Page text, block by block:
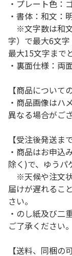
・プレート色：
・書体：和文：
※文字数は和
字）で最大6文
最大15文字まで
・裏面仕様：両
【商品について
・商品画像はハ
異なる場合がご
【受注後発送ま
・商品はお申込
除く)で、ゆうパ
※天候や注文
届けが遅れるこ
さい。
・のし紙及び二
ご了承ください。
【送料、同梱の